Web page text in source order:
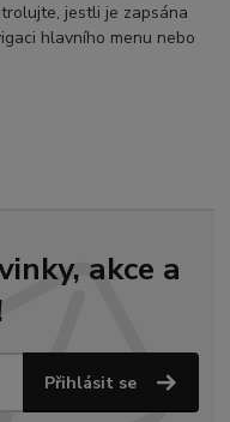
jestli je zapsána
hlavního menu nebo
akce a
Přihlásit se